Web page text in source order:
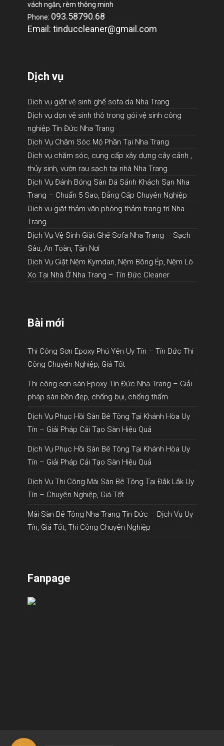
vách ngăn, rèm thông minh
Phone: 093.58790.68
Email: tinduccleaner@gmail.com
Dịch vụ
Dịch vụ giặt vệ sinh ghế sofa da Nha Trang
Dịch vụ dọn vệ sinh thô trong gói vệ sinh công
nghiệp Tín Đức Nha Trang
Dịch Vụ Chăm Sóc Mộ Phần Tại Nha Trang
Dịch vụ chăm sóc, cung cấp xây dựng cây cảnh ,
thủy sinh, vườn rau sạch tại nhà Nha Trang
Dịch Vụ Đánh Bóng Sàn Đá Sảnh Khách Sạn Nha
Trang – Chuẩn 5 Sao, Đẳng Cấp Chuyên Nghiệp
Dịch vụ giặt thảm văn phòng thảm trang trí Nha
Trang
Dịch Vụ Vệ Sinh Giặt Ghế Sofa Nha Trang – Sạch
Sâu, An Toàn, Tận Nơi
Dịch Vụ Giặt Nệm Kymdan, Nệm Bông Ép, Nệm Lò
Xo Tại Nhà Ở Nha Trang – Tín Đức Cleaner
Bài mới
Thi Công Sơn Epoxy Phú Yên Uy Tín – Tín Đức Thi
Công Chuyên Nghiệp, Giá Tốt
Thi công sơn sàn Epoxy Tín Đức Nha Trang – Giải
pháp sàn bền đẹp, chống bụi, chống thấm
Dịch Vụ Phục Hồi Sàn Bê Tông Tại Khánh Hòa Uy
Tín – Giải Pháp Cải Tạo Sàn Hiệu Quả
Dịch Vụ Phục Hồi Sàn Bê Tông Tại Khánh Hòa Uy
Tín – Giải Pháp Cải Tạo Sàn Hiệu Quả
Dịch Vụ Thi Công Mài Sàn Bê Tông Tại Đắk Lắk Uy
Tín – Chuyên Nghiệp, Giá Tốt
Mài Sàn Bê Tông Nha Trang Tín Đức – Dịch Vụ Uy
Tín, Giá Tốt, Thi Công Chuyên Nghiệp
Fanpage